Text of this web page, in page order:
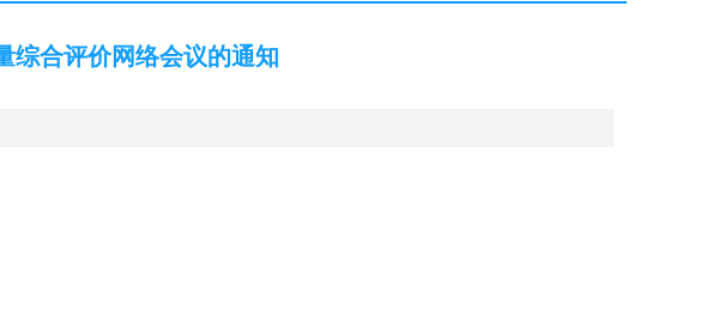
综合评价网络会议的通知